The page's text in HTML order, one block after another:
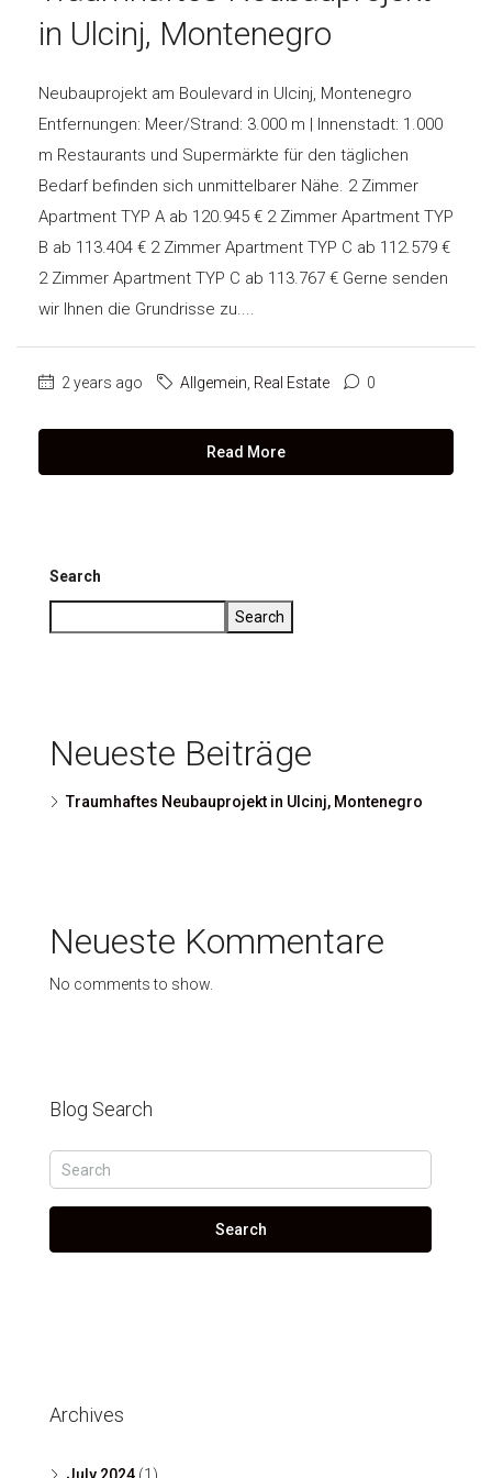
SUCHEN
in Ulcinj, Montenegro
Neubauprojekt am Boulevard in Ulcinj, Montenegro
Entfernungen: Meer/Strand: 3.000 m | Innenstadt: 1.000
m Restaurants und Supermärkte für den täglichen
Bedarf befinden sich unmittelbarer Nähe. 2 Zimmer
Apartment TYP A ab 120.945 € 2 Zimmer Apartment TYP
B ab 113.404 € 2 Zimmer Apartment TYP C ab 112.579 €
2 Zimmer Apartment TYP C ab 113.767 € Gerne senden
wir Ihnen die Grundrisse zu....
2 years ago Allgemein Real Estate 0
Read More
Search
Search
Neueste Beiträge
Traumhaftes Neubauprojekt in Ulcinj, Montenegro
Neueste Kommentare
No comments to show.
Blog Search
Search
Archives